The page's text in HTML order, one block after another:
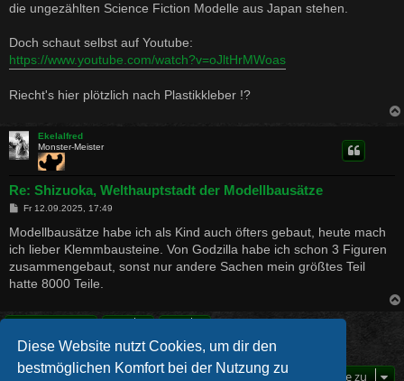
Diese Website nutzt Cookies, um dir den
bestmöglichen Komfort bei der Nutzung zu
die ungezählten Science Fiction Modelle aus Japan stehen.
Doch schaut selbst auf Youtube:
https://www.youtube.com/watch?v=oJltHrMWoas
Riecht's hier plötzlich nach Plastikkleber !?
Ekelalfred
Monster-Meister
Re: Shizuoka, Welthauptstadt der Modellbausätze
B
i
t
r
g
Fr 12.09.2025, 17:49
Modellbausätze habe ich als Kind auch öfters gebaut, heute mach
ich lieber Klemmbausteine. Von Godzilla habe ich schon 3 Figuren
zusammengebaut, sonst nur andere Sachen mein größtes Teil
hatte 8000 Teile.
2 Beiträge • Seite1 von 1
Gehe zu